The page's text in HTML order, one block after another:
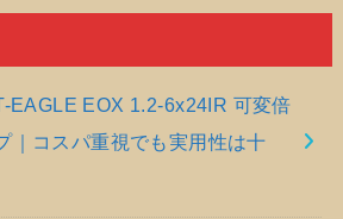
EAGLE EOX 1.2-6x24IR 可変倍
｜コスパ重視でも実用性は十